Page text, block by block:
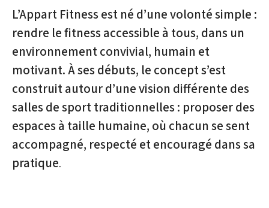
L’Appart Fitness est né d’une volonté simple :
rendre le fitness accessible à tous, dans un
environnement convivial, humain et
motivant. À ses débuts, le concept s’est
construit autour d’une vision différente des
salles de sport traditionnelles : proposer des
espaces à taille humaine, où chacun se sent
accompagné, respecté et encouragé dans sa
pratique.